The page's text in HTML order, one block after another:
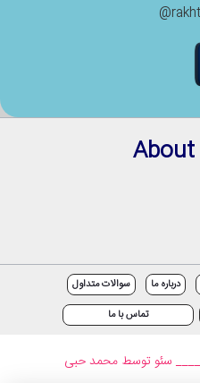
درباره ما
سوالات متداول
تماس با ما
____ سئو توسط محمد حبی